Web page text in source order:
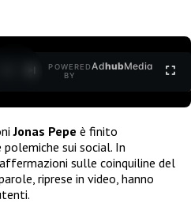
POWERED
BY
AdhubMedia
Jonas Pepe è finito
sui social. In
sulle coinquiline del
riprese in video, hanno